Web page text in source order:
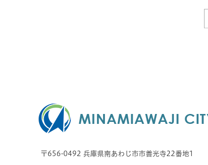
〒656-0492 兵庫県南あわじ市市善光寺22番地1